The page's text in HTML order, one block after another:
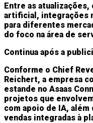
Entre as
artificial, integrações
para diferentes
do foco na área de
Continua após a
Conforme o Chief
Reichert, a empresa
estande no Asaas
projetos que
com apoio de IA,
vendas integradas à